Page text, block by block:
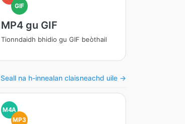
GIF
MP4 gu GIF
Tionndaidh bhidio gu GIF beòthail
Seall na h-innealan claisneachd uile →
M4A
MP3